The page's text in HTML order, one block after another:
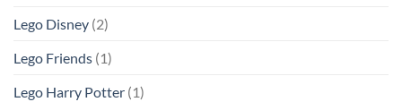
Lego Disney (2)
Lego Friends (1)
Lego Harry Potter (1)